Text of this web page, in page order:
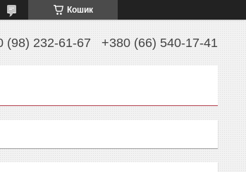
Кошик
(98) 232-61-67 +380 (66) 540-17-41